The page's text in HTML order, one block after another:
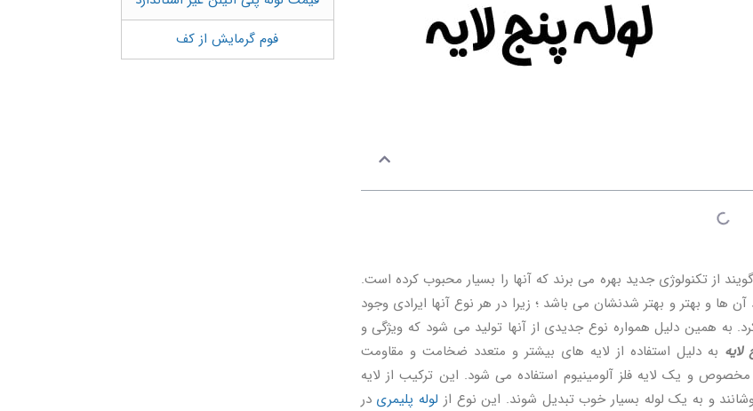
از تکنولوژی جدید بهره می برند که آنها را بسیار محبوب کرده است.
ها و بهتر و بهتر شدنشان می باشد ؛ زیرا در هر نوع آنها ایرادی وجود
به همین دلیل همواره نوع جدیدی از آنها تولید می شود که ویژگی و
لایه به دلیل استفاده از لایه های بیشتر و متعدد ضخامت و مقاومت
و یک لایه فلز آلومینیوم استفاده می شود. این ترکیب از لایه
و به یک لوله بسیار خوب تبدیل شوند. این نوع از لوله پلیمری در
فوم گرمایش از کف